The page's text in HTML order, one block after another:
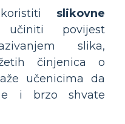
slikovne
povijest
slika,
činjenica o
učenicima da
i brzo shvate